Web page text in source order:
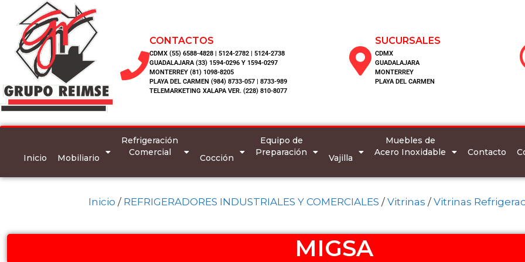
CONTACTOS
CDMX (55) 6588-4828 | 5124-2782 | 5124-2738
GUADALAJARA (33) 1594-0296 Y 1594-0297
MONTERREY (81) 1098-8205
PLAYA DEL CARMEN (984) 8733-057 | 8733-989
TELEMARKETING XALAPA VER. (228) 810-8077
SUCURSALES
CDMX
GUADALAJARA
MONTERREY
PLAYA DEL CARMEN
Inicio Mobiliario
Refrigeración
Comercial
Cocción
Equipo de
Preparación
Vajilla
Muebles de
Acero Inoxidable
Contacto
Inicio / REFRIGERADORES INDUSTRIALES Y COMERCIALES /Vitrinas /Vitrinas
MIGSA